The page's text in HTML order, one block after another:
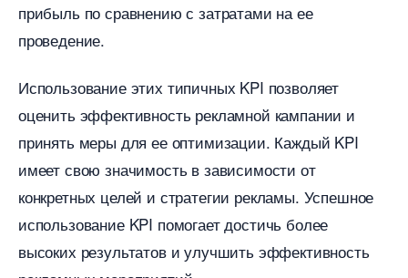
прибыль по сравнению с затратами на ее
проведение.
Использование этих типичных KPI позволяет
оценить эффективность рекламной кампании и
принять меры для ее оптимизации. Каждый KPI
имеет свою значимость в зависимости от
конкретных целей и стратегии рекламы. Успешное
использование KPI помогает достичь более
ысоких результатов и улучшить эффективность